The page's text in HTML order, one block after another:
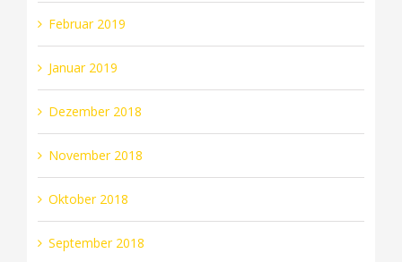
Februar 2019
Januar 2019
Dezember 2018
November 2018
Oktober 2018
September 2018